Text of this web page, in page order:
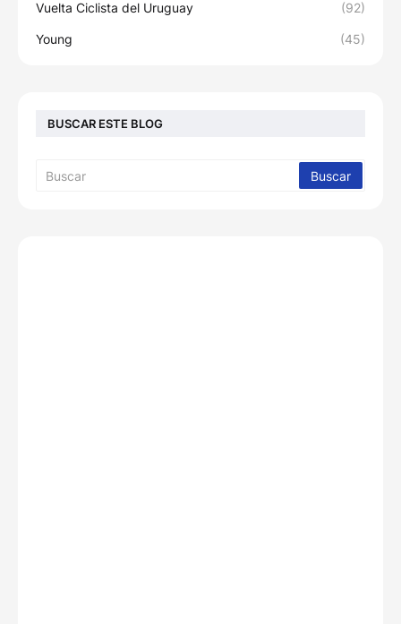
Vuelta Ciclista del Uruguay (92)
Young (45)
BUSCAR ESTE BLOG